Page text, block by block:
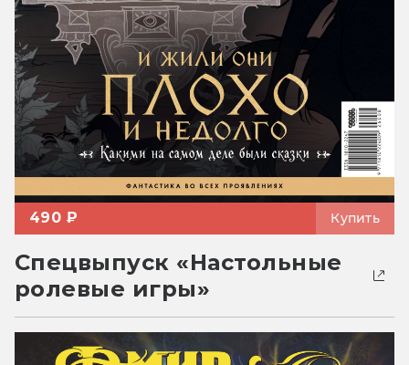
490 ₽ Купить
Спецвыпуск «Настольные
ролевые игры»